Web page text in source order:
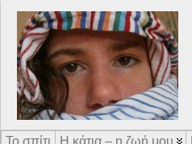
Το σπίτι Η κάτια – η ζωή μου